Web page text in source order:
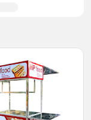
dụng, nguyên